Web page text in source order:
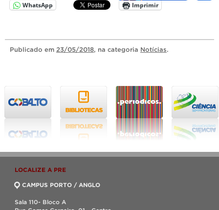
WhatsApp Imprimir
Publicado em 23/05/2018, na categoria Notícias.
LOCALIZE A PRE
CAMPUS PORTO / ANGLO
Sala 110- Bloco A